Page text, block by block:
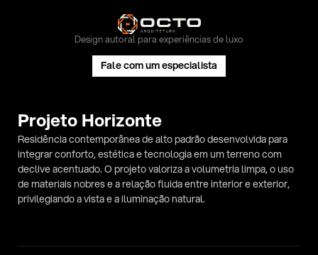
Design autoral para experiências de luxo
Fale com um especialista
Projeto Horizonte
Residência contemporânea de alto padrão desenvolvida para
integrar conforto, estética e tecnologia em um terreno com
declive acentuado. O projeto valoriza a volumetria limpa, o uso
de materiais nobres e a relação fluida entre interior e exterior,
privilegiando a vista e a iluminação natural.